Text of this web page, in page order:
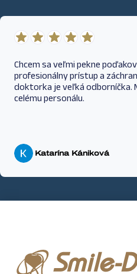
Chcem sa veľmi pekne
profesionálny prístup a
doktorka je veľká odborníčka.
celému personálu.
Katarína Kániková